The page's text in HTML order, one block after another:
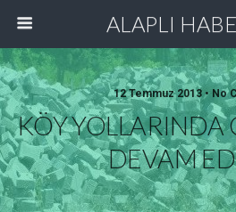
ALAPLI
12 Temmuz 2013 • No
KÖY YOLLARINDA
DEVAM